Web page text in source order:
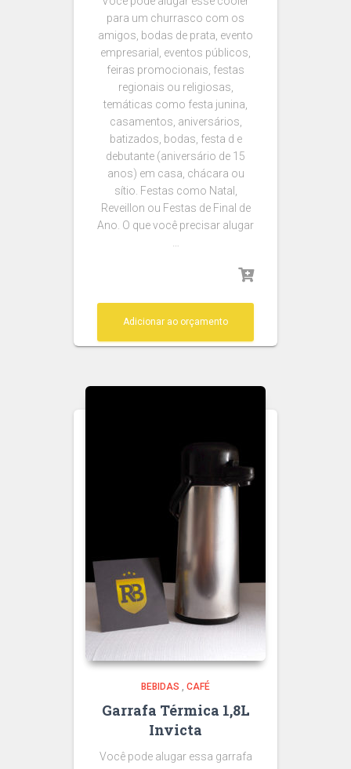
para um churrasco com os
amigos, bodas de prata, evento
empresarial, eventos públicos,
feiras promocionais, festas
regionais ou religiosas,
temáticas como festa junina,
casamentos, aniversários,
batizados, bodas, festa d e
debutante (aniversário de 15
anos) em casa, chácara ou
sítio. Festas como Natal,
Reveillon ou Festas de Final de
Ano. O que você precisar alugar
…
Adicionar ao orçamento
BEBIDAS CAFÉ
Garrafa Térmica 1,8L
Invicta
Você pode alugar essa garrafa